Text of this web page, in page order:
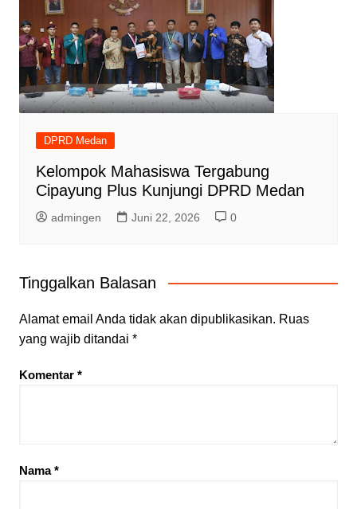
DPRD Medan
Kelompok Mahasiswa Tergabung
Cipayung Plus Kunjungi DPRD Medan
admingen Juni 22, 2026 0
Tinggalkan Balasan
Alamat email Anda tidak akan dipublikasikan. Ruas
yang wajib ditandai *
Komentar *
Nama*